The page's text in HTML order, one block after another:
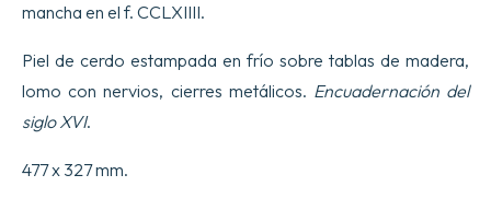
mancha en el f. CCLXIIII.
Piel de cerdo estampada en frío sobre tablas de madera,
lomo con nervios, cierres metálicos. Encuadernación del
siglo XVI.
477 x 327 mm.